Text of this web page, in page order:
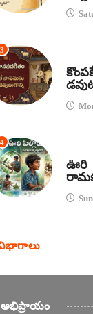
3
4
ఊరి
అభిప్రాయం